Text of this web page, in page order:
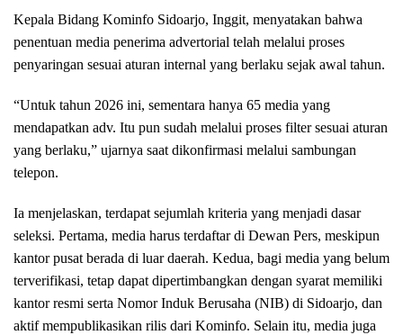
Kepala Bidang Kominfo Sidoarjo, Inggit, menyatakan bahwa
penentuan media penerima advertorial telah melalui proses
penyaringan sesuai aturan internal yang berlaku sejak awal tahun.
“Untuk tahun 2026 ini, sementara hanya 65 media yang
mendapatkan adv. Itu pun sudah melalui proses filter sesuai aturan
yang berlaku,” ujarnya saat dikonfirmasi melalui sambungan
telepon.
Ia menjelaskan, terdapat sejumlah kriteria yang menjadi dasar
seleksi. Pertama, media harus terdaftar di Dewan Pers, meskipun
kantor pusat berada di luar daerah. Kedua, bagi media yang belum
terverifikasi, tetap dapat dipertimbangkan dengan syarat memiliki
kantor resmi serta Nomor Induk Berusaha (NIB) di Sidoarjo, dan
aktif mempublikasikan rilis dari Kominfo. Selain itu, media juga